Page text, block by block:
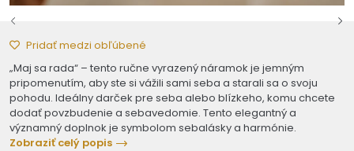
Pridať medzi obľúbené
„Maj sa rada“ – tento ručne vyrazený náramok je jemným
pripomenutím, aby ste si vážili sami seba a starali sa o svoju
pohodu. Ideálny darček pre seba alebo blízkeho, komu chcete
dodať povzbudenie a sebavedomie. Tento elegantný a
významný doplnok je symbolom sebalásky a harmónie.
Zobraziť celý popis